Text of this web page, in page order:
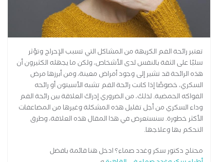
تعتبر رائحة الفم الكريهة من المشاكل التي تسبب الإحراج وتؤثر
سلبًا على الثقة بالنفس لدى الأشخاص، ولكن ما يجهله الكثيرون أن
هذه الرائحة قد تشير إلى وجود أمراض معينة، ومن أبرزها مرض
السكري، خصوصًا إذا كانت رائحة الفم تشبه الأسيتون أو رائحه
الفواكه الحمضية. لذلك، من الضروري إدراك العلاقة بين رائحة الفم
وداء السكري من أجل تقليل هذه المشكلة وغيرها من المضاعفات
الأكثر خطورة. سنستعرض في هذا المقال هذه العلاقة، وطرق
التحكم بها وعلاجها.
محتاج دكتور سكر وغدد صماء؟ ادخل هنا قائمة بافضل